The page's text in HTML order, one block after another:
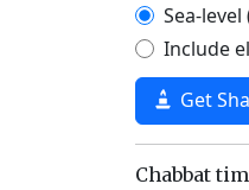
Sea-
Include
Get
Chabbat